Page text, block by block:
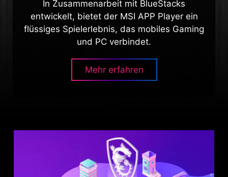
In Zusammenarbeit mit BlueStacks
entwickelt, bietet der MSI APP Player ein
flüssiges Spielerlebnis, das mobiles Gaming
und PC verbindet.
Mehr erfahren